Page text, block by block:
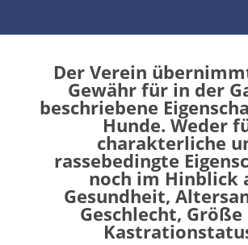
Der Verein
Gewähr für in der
beschriebene
Hunde. Weder
charakterliche
rassebedingte
noch im Hinblick
Gesundheit,
Geschlecht, Größe